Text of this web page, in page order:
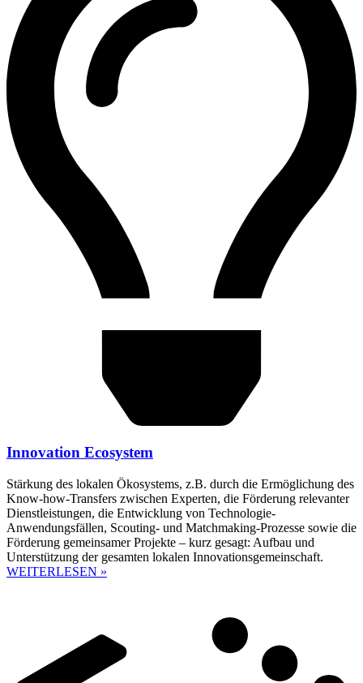
Innovation Ecosystem
Stärkung des lokalen Ökosystems, z.B. durch die Ermöglichung des
Know-how-Transfers zwischen Experten, die Förderung relevanter
Dienstleistungen, die Entwicklung von Technologie-
Anwendungsfällen, Scouting- und Matchmaking-Prozesse sowie die
Förderung gemeinsamer Projekte – kurz gesagt: Aufbau und
Unterstützung der gesamten lokalen Innovationsgemeinschaft.
WEITERLESEN »